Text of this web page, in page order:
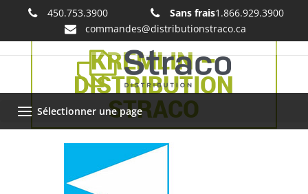
450.753.3900 Sans frais1.866.929.3900
commandes@distributionstraco.ca
Sélectionner une page
KREMLIN –
DISTRIBUTION
STRACO